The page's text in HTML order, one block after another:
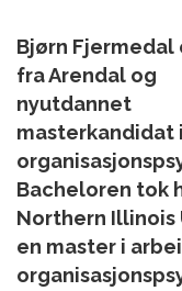
Bjørn Fjermedal
fra Arendal og
nyutdannet
masterkandidat
Bacheloren tok
Northern
en master i